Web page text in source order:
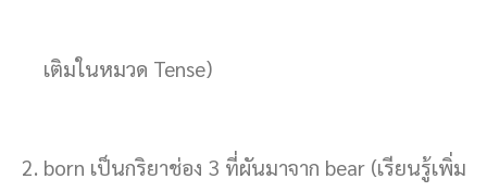
เติมในหมวด Tense)
born เป็นกริยาช่อง 3 ที่ผันมาจาก bear (เรียนรู้เพิ่ม